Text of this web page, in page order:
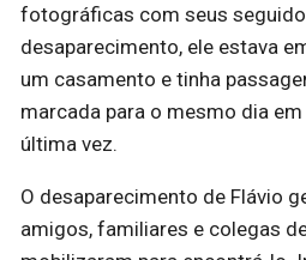
fotográficas com seus
desaparecimento, ele estava
um casamento e tinha
marcada para o mesmo dia
última vez.
O desaparecimento de Flávio
amigos, familiares e colegas